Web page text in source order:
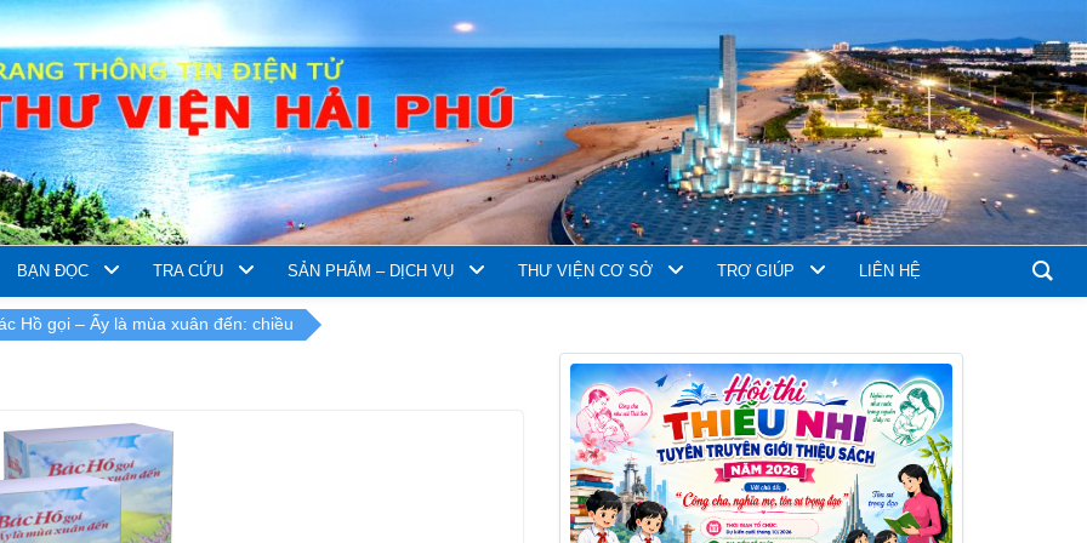
BẠN ĐỌC TRA CỨU SẢN PHẨM – DỊCH VỤ THƯ VIỆN CƠ SỞ TRỢ GIÚP LIÊN HỆ
Hồ gọi – Ấy là mùa xuân đến: chiều